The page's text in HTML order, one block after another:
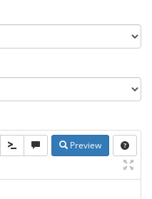
Preview